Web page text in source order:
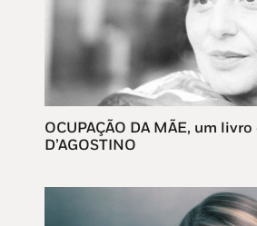
OCUPAÇÃO DA MÃE, um livro
D’AGOSTINO